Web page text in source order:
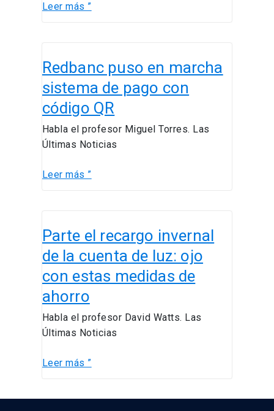
Leer más ”
Redbanc puso en marcha
sistema de pago con
código QR
Habla el profesor Miguel Torres. Las
Últimas Noticias
puso
en
marcha
sistema
de
pago
código
Leer más ”
Parte el recargo invernal
de la cuenta de luz: ojo
con estas medidas de
ahorro
Habla el profesor David Watts. Las
Últimas Noticias
el
recargo
invernal
de
la
de
ojo
con
medidas
Leer más ”